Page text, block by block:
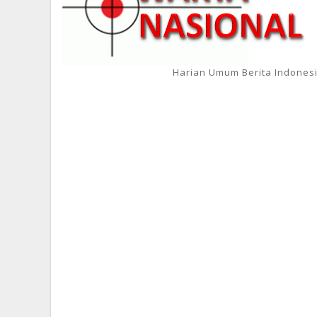
Harian Umum Berita